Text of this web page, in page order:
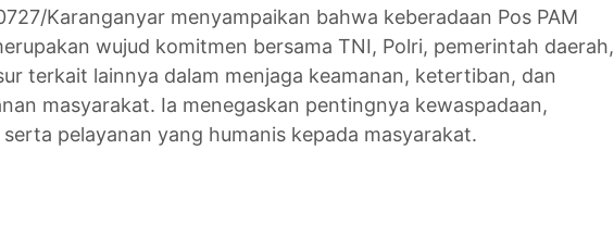
Karanganyar menyampaikan bahwa keberadaan Pos PAM
wujud komitmen bersama TNI, Polri, pemerintah daerah,
terkait lainnya dalam menjaga keamanan, ketertiban, dan
masyarakat. Ia menegaskan pentingnya kewaspadaan,
pelayanan yang humanis kepada masyarakat.